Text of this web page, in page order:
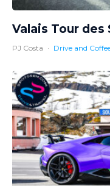
Valais Tour des
PJ Costa · Drive and